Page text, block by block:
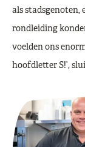
als stadsgenoten,
rondleiding
voelden ons
hoofdletter S!’,